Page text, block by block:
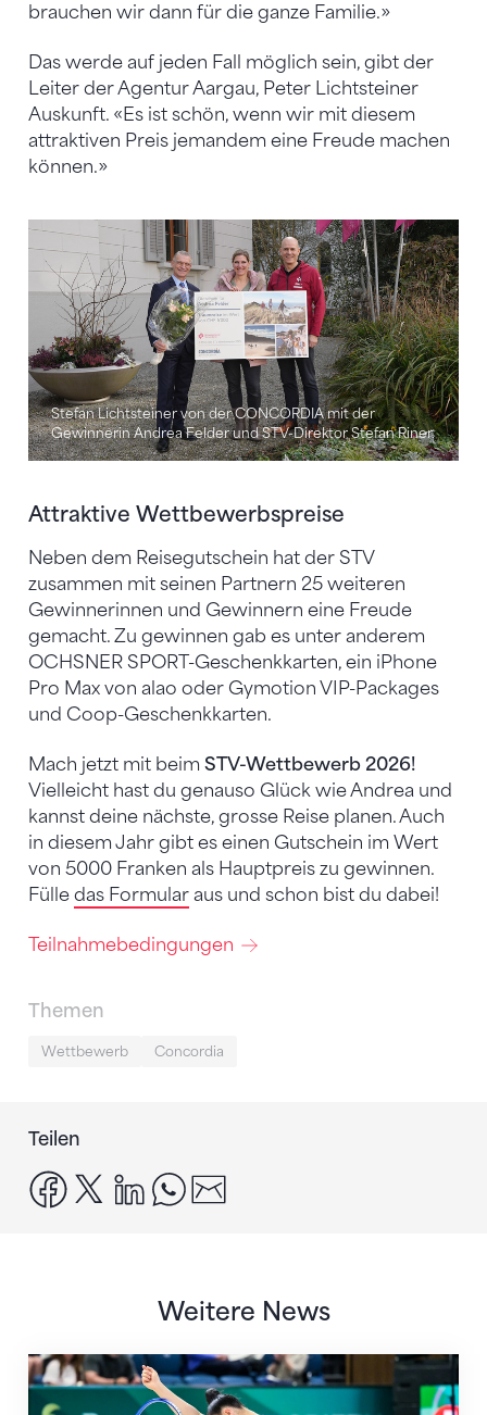
brauchen wir dann für die ganze Familie.»
Das werde auf jeden Fall möglich sein, gibt der
Leiter der Agentur Aargau, Peter Lichtsteiner
Auskunft. «Es ist schön, wenn wir mit diesem
attraktiven Preis jemandem eine Freude machen
können.»
Stefan Lichtsteiner von der CONCORDIA mit der
Gewinnerin Andrea Felder und STV-Direktor Stefan Riner.
Attraktive Wettbewerbspreise
Neben dem Reisegutschein hat der STV
zusammen mit seinen Partnern 25 weiteren
Gewinnerinnen und Gewinnern eine Freude
gemacht. Zu gewinnen gab es unter anderem
OCHSNER SPORT-Geschenkkarten, ein iPhone
Pro Max von alao oder Gymotion VIP-Packages
und Coop-Geschenkkarten.
Mach jetzt mit beim STV-Wettbewerb 2026!
Vielleicht hast du genauso Glück wie Andrea und
kannst deine nächste, grosse Reise planen. Auch
in diesem Jahr gibt es einen Gutschein im Wert
von 5000 Franken als Hauptpreis zu gewinnen.
Fülle das Formular aus und schon bist du dabei!
Teilnahmebedingungen
Themen
Wettbewerb Concordia
Teilen
facebook
x linkedinwhatsapp
Weitere News
Nächster Halt: Weltmeisterschaft